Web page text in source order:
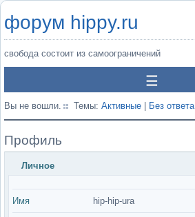
форум hippy.ru
свобода состоит из самоограничений
Вы не вошли. Темы: Активные Без ответа
Профиль
Личное
Имя hip-hip-ura